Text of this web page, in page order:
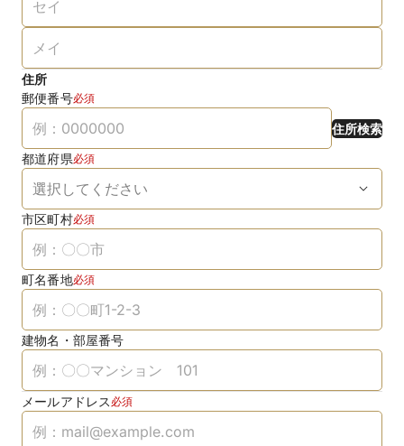
住所
郵便番号必須
住所検索
都道府県必須
市区町村必須
町名番地必須
建物名・部屋番号
メールアドレス 必須